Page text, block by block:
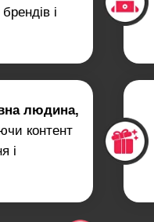
і
людина,
контент
і